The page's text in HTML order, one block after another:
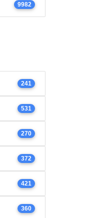
9982
241
531
270
372
421
360